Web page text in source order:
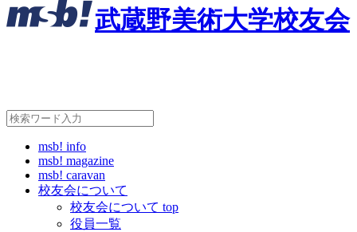
武蔵野美術大学校友会
msb! info
msb! magazine
msb! caravan
校友会について
校友会について top
役員一覧